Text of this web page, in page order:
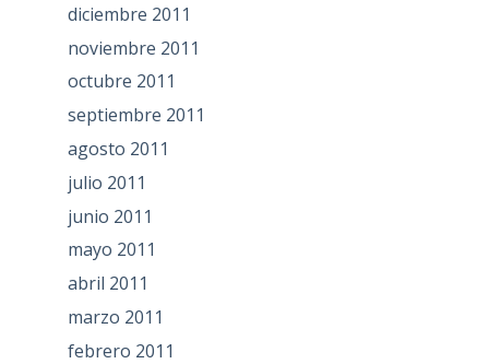
diciembre 2011
noviembre 2011
octubre 2011
septiembre 2011
agosto 2011
julio 2011
junio 2011
mayo 2011
abril 2011
marzo 2011
febrero 2011